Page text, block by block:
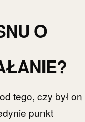
O
tego, czy był on
punkt